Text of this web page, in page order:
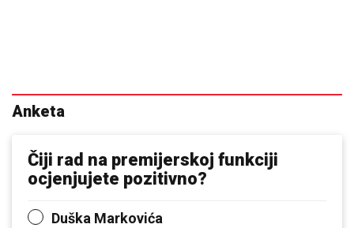
Anketa
Čiji rad na premijerskoj funkciji
ocjenjujete pozitivno?
Duška Markovića